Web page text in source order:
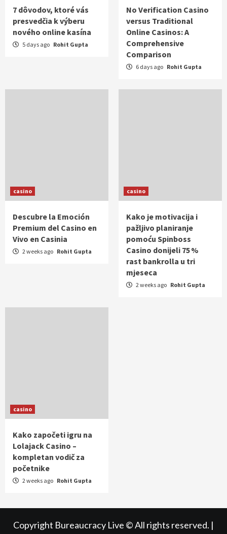
7 dôvodov, ktoré vás
presvedčia k výberu
nového online kasína
5 days ago Rohit Gupta
No Verification Casino
versus Traditional
Online Casinos: A
Comprehensive
Comparison
6 days ago Rohit Gupta
casino
Descubre la Emoción
Premium del Casino en
Vivo en Casinia
2 weeks ago Rohit Gupta
casino
Kako je motivacija i
pažljivo planiranje
pomoću Spinboss
Casino donijeli 75 %
rast bankrolla u tri
mjeseca
2 weeks ago Rohit Gupta
casino
Kako započeti igru na
Lolajack Casino –
kompletan vodič za
početnike
2 weeks ago Rohit Gupta
Copyright Bureaucracy Live © All rights reserved. |